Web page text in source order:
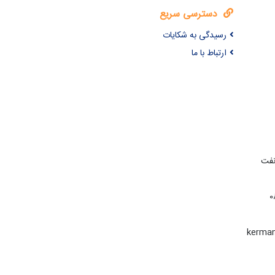
دسترسی سریع
رسیدگی به شکایات
ارتباط با ما